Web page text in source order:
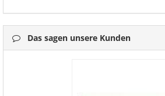
Das sagen unsere Kunden